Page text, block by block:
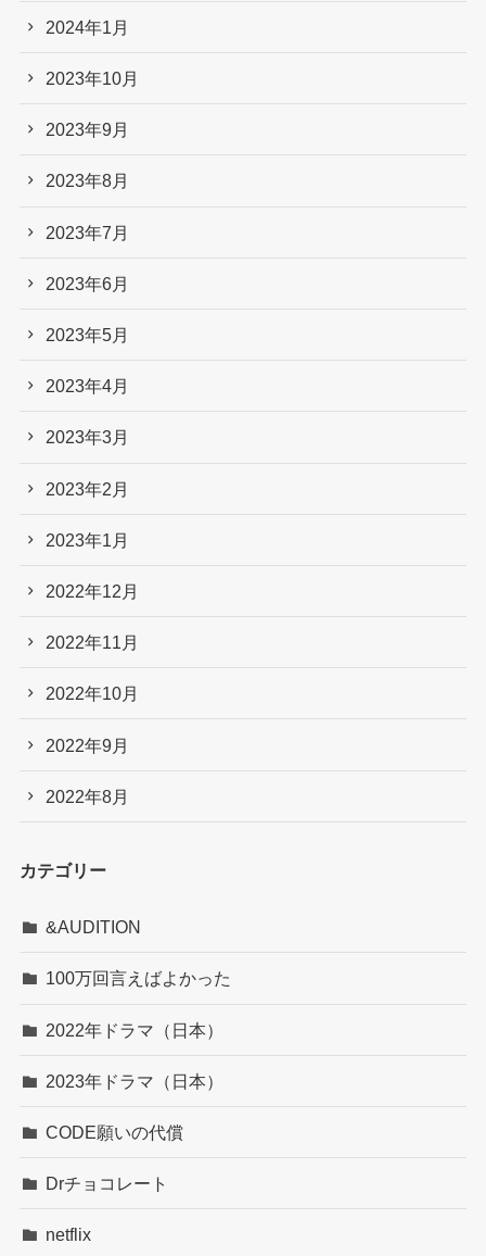
2024年1月
2023年10月
2023年9月
2023年8月
2023年7月
2023年6月
2023年5月
2023年4月
2023年3月
2023年2月
2023年1月
2022年12月
2022年11月
2022年10月
2022年9月
2022年8月
カテゴリー
&AUDITION
100万回言えばよかった
2022年ドラマ（日本）
2023年ドラマ（日本）
CODE願いの代償
Drチョコレート
netflix